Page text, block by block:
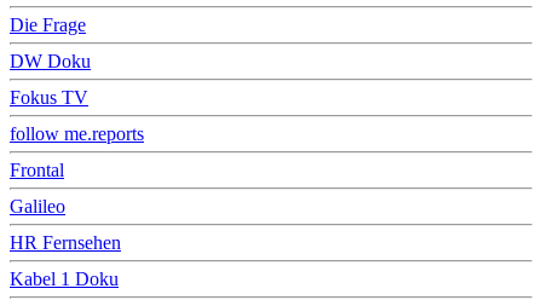
Die Frage
DW Doku
Fokus TV
follow me.reports
Frontal
Galileo
HR Fernsehen
Kabel 1 Doku